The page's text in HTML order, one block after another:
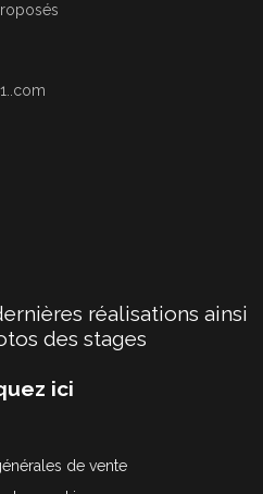
réalisations ainsi
des stages
ici
de vente